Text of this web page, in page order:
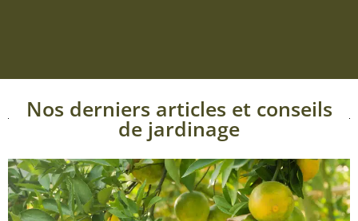
Nos derniers articles et conseils
de jardinage